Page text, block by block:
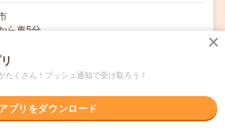
ら車5分
19:00、20:00～翌7:00 ※1ヶ月単位の変形
できる方、大歓迎！
たくさん！プッシュ通知で受け取ろう！
アプリをダウンロード